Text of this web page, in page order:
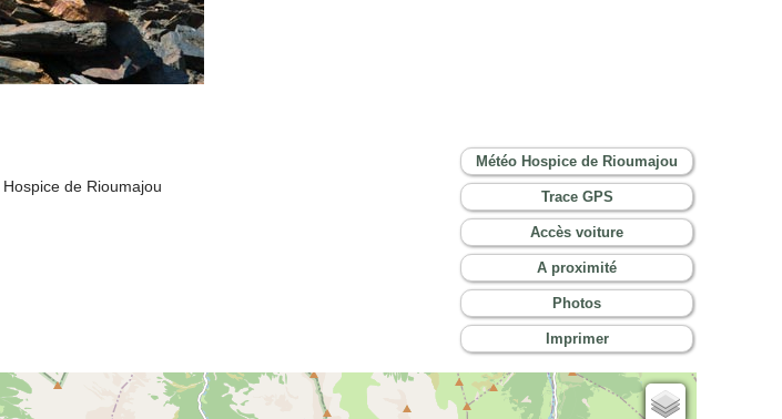
Hospice de Rioumajou
Météo Hospice de Rioumajou
Trace GPS
Accès voiture
A proximité
Photos
Imprimer
Cartes IGN